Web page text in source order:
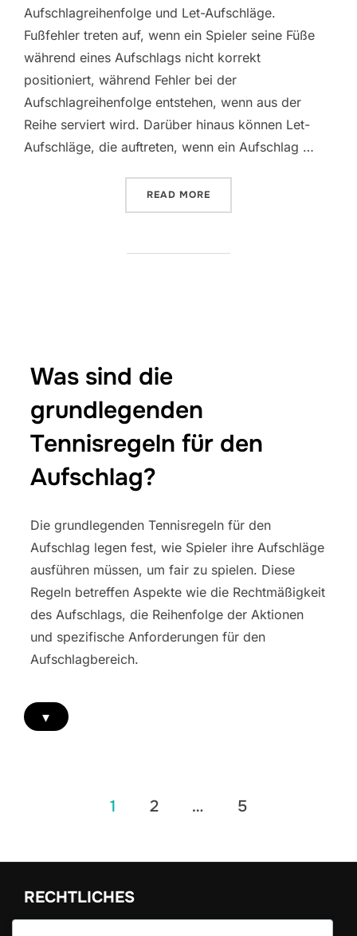
Aufschlagreihenfolge und Let-Aufschläge.
Fußfehler treten auf, wenn ein Spieler seine Füße
während eines Aufschlags nicht korrekt
positioniert, während Fehler bei der
Aufschlagreihenfolge entstehen, wenn aus der
Reihe serviert wird. Darüber hinaus können Let-
Aufschläge, die auftreten, wenn ein Aufschlag …
READ MORE
Was sind die
grundlegenden
Tennisregeln für den
Aufschlag?
Die grundlegenden Tennisregeln für den
Aufschlag legen fest, wie Spieler ihre Aufschläge
ausführen müssen, um fair zu spielen. Diese
Regeln betreffen Aspekte wie die Rechtmäßigkeit
des Aufschlags, die Reihenfolge der Aktionen
und spezifische Anforderungen für den
Aufschlagbereich.
▾
1 2 … 5
RECHTLICHES